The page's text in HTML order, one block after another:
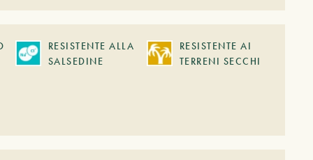
RESISTENTE ALLA
SALSEDINE
RESISTENTE AI
TERRENI SECCHI